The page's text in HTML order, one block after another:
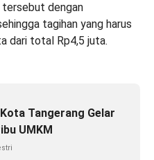
tersebut dengan
tagihan yang harus
dari total Rp4,5 juta.
Tangerang Gelar
UMKM